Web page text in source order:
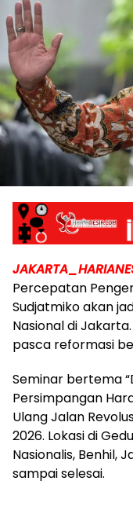
Percepatan
Sudjatmiko akan
Nasional di
pasca reformasi
Seminar bertema
Persimpangan
Ulang Jalan
2026. Lokasi di
Nasionalis, Benhil,
sampai selesai.